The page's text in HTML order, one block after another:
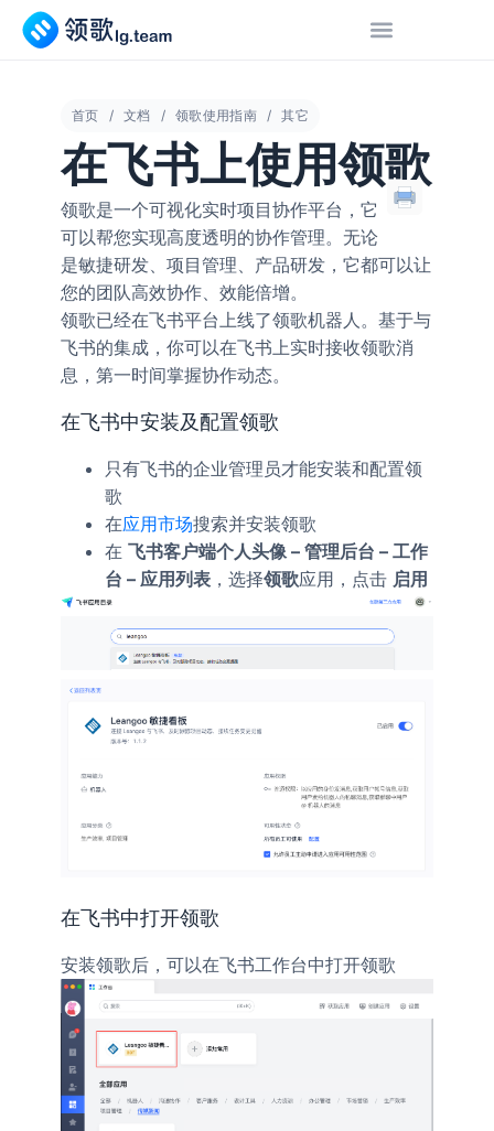
首页 文档 领歌使用指南 其它
在飞书上使用领歌
领歌是一个可视化实时项目协作平台，它
可以帮您实现高度透明的协作管理。无论
是敏捷研发、项目管理、产品研发，它都可以让
您的团队高效协作、效能倍增。
领歌已经在飞书平台上线了领歌机器人。基于与
飞书的集成，你可以在飞书上实时接收领歌消
息，第一时间掌握协作动态。
在飞书中安装及配置领歌
只有飞书的企业管理员才能安装和配置领
歌
在应用市场搜索并安装领歌
在 飞书客户端个人头像 – 管理后台 – 工作
台 – 应用列表 ，选择领歌应用，点击 启用
在飞书中打开领歌
安装领歌后，可以在飞书工作台中打开领歌